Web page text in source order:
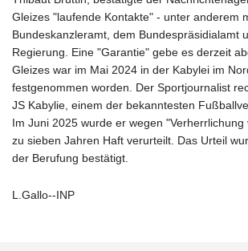
Gleizes "laufende Kontakte" - unter anderem
Bundeskanzleramt, dem Bundespräsidialamt
Regierung. Eine "Garantie" gebe es derzeit
Gleizes war im Mai 2024 in der Kabylei im
festgenommen worden. Der Sportjournalist
JS Kabylie, einem der bekanntesten
Im Juni 2025 wurde er wegen "Verherrlichung
zu sieben Jahren Haft verurteilt. Das Urteil
der Berufung bestätigt.
L.Gallo--INP